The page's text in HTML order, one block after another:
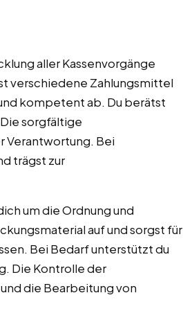
aller Kassenvorgänge
verschiedene Zahlungsmittel
kompetent ab. Du berätst
sorgfältige
Verantwortung. Bei
trägst zur
um die Ordnung und
auf und sorgst für
Bei Bedarf unterstützt du
Die Kontrolle der
die Bearbeitung von